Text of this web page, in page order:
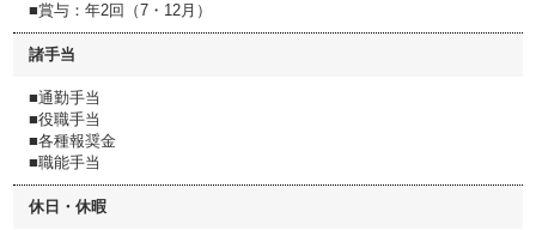
■賞与：年2回（7・12月）
諸手当
■通勤手当
■役職手当
■各種報奨金
■職能手当
休日・休暇